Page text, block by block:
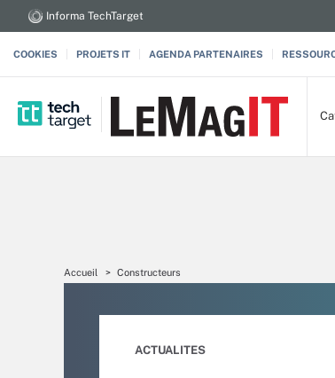
Informa TechTarget
COOKIES PROJETS IT AGENDA PARTENAIRES
Accueil Constructeurs
ACTUALITES